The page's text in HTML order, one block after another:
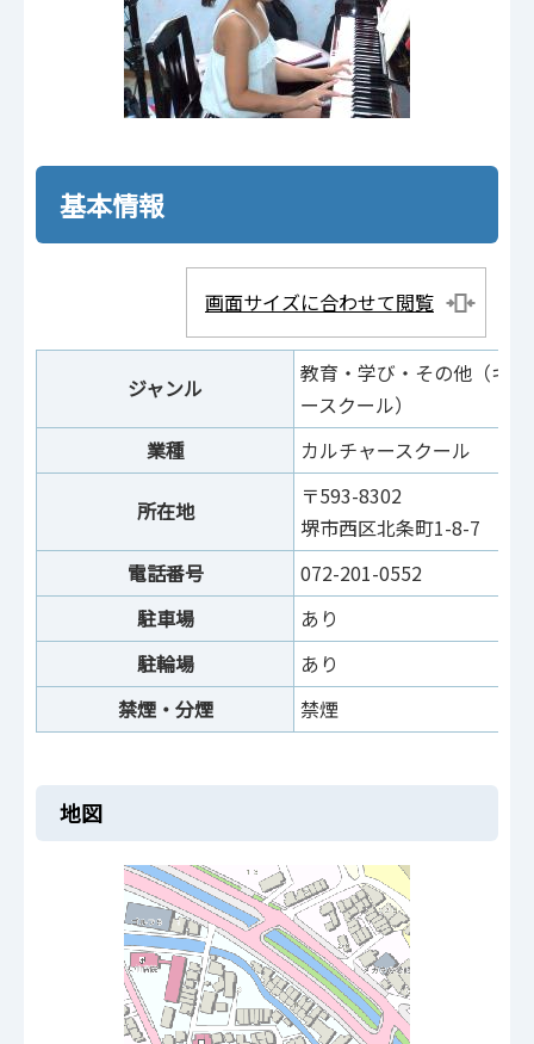
基本情報
画面サイズに合わせて閲覧
ジャンル
教育・学び・その他（キ
ースクール）
業種
カルチャースクール
所在地
〒593-8302
堺市西区北条町1-8-7
電話番号
072-201-0552
駐車場
あり
駐輪場
あり
禁煙・分煙
禁煙
地図